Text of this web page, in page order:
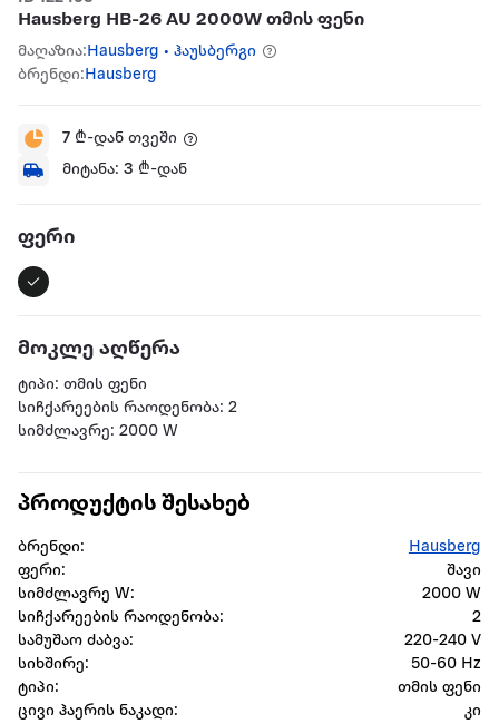
Hausberg HB-26 AU 2000W თმის ფენი
მაღაზია: Hausberg • ჰაუსბერგი
ბრენდი: Hausberg
7 ₾-დან თვეში
მიტანა: 3 ₾-დან
ფერი
მოკლე აღწერა
ტიპი: თმის ფენი
სიჩქარეების რაოდენობა: 2
სიმძლავრე: 2000 W
პროდუქტის შესახებ
ბრენდი:
Hausberg
ფერი:
შავი
სიმძლავრე W:
2000 W
სიჩქარეების რაოდენობა:
2
სამუშაო ძაბვა:
220-240 V
სიხშირე:
50-60 Hz
ტიპი:
თმის ფენი
ცივი ჰაერის ნაკადი:
კი